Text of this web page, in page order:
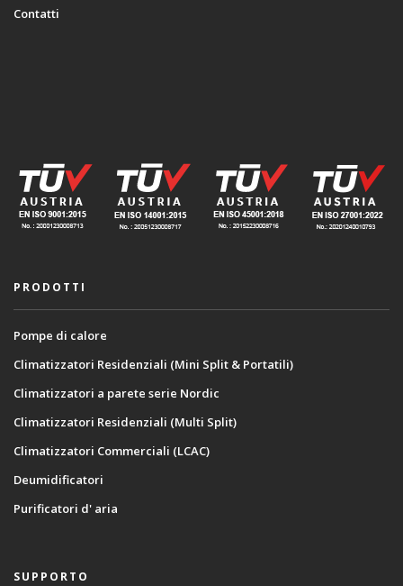
Contatti
PRODOTTI
Pompe di calore
Climatizzatori Residenziali (Mini Split & Portatili)
Climatizzatori a parete serie Nordic
Climatizzatori Residenziali (Multi Split)
Climatizzatori Commerciali (LCAC)
Deumidificatori
Purificatori d' aria
SUPPORTO